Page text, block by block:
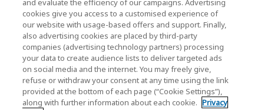
Gizlilik Politikası
Cookie Settings
Hüküm ve Koşullar
Ticari Markalar
and evaluate the efficiency of our campaigns. Advertising
cookies give you access to a customised experience of
our website with usage-based offers and support. Finally,
also advertising cookies are placed by third-party
companies (advertising technology partners) processing
your data to create audience lists to deliver targeted ads
on social media and the internet. You may freely give,
refuse or withdraw your consent at any time using the link
provided at the bottom of each page (“Cookie Settings”),
along with further information about each cookie. Privacy